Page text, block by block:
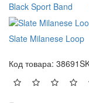
Black Sport Band
Slate Milanese Loop
Код товара: